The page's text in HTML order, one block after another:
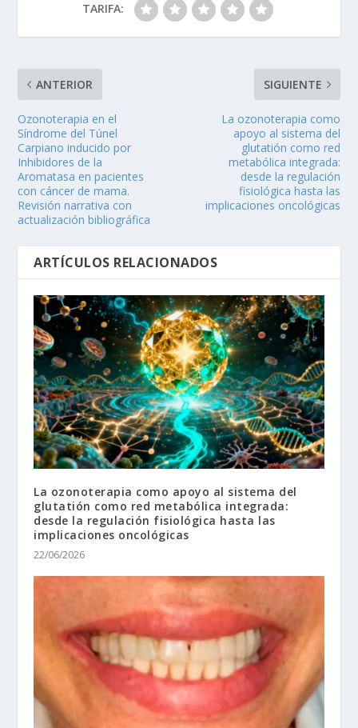
TARIFA:
ANTERIOR
Ozonoterapia en el
Síndrome del Túnel
Carpiano inducido por
Inhibidores de la
Aromatasa en pacientes
con cáncer de mama.
Revisión narrativa con
actualización bibliográfica
SIGUIENTE
La ozonoterapia como
apoyo al sistema del
glutatión como red
metabólica integrada:
desde la regulación
fisiológica hasta las
implicaciones oncológicas
ARTÍCULOS RELACIONADOS
La ozonoterapia como apoyo al sistema del
glutatión como red metabólica integrada:
desde la regulación fisiológica hasta las
implicaciones oncológicas
22/06/2026